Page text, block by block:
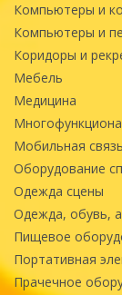
Компьютеры и
Компьютеры и
Коридоры и
Мебель
Медицина
Мобильная связь
Оборудование
Одежда сцены
Одежда, обувь,
Пищевое
Портативная
Прачечное